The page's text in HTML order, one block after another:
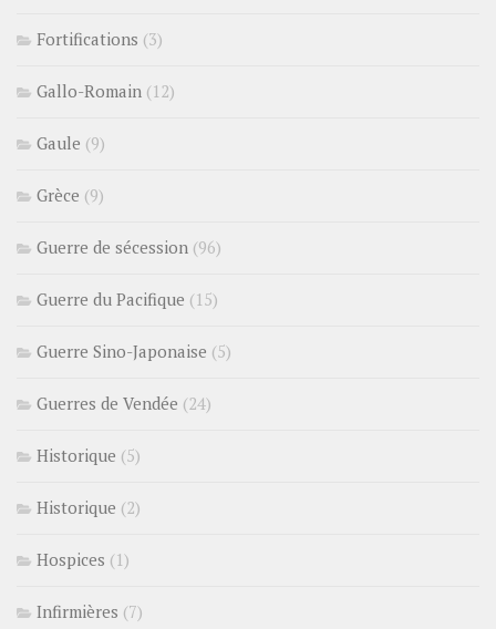
Fortifications (3)
Gallo-Romain (12)
Gaule (9)
Grèce (9)
Guerre de sécession (96)
Guerre du Pacifique (15)
Guerre Sino-Japonaise (5)
Guerres de Vendée (24)
Historique (5)
Historique (2)
Hospices (1)
Infirmières (7)